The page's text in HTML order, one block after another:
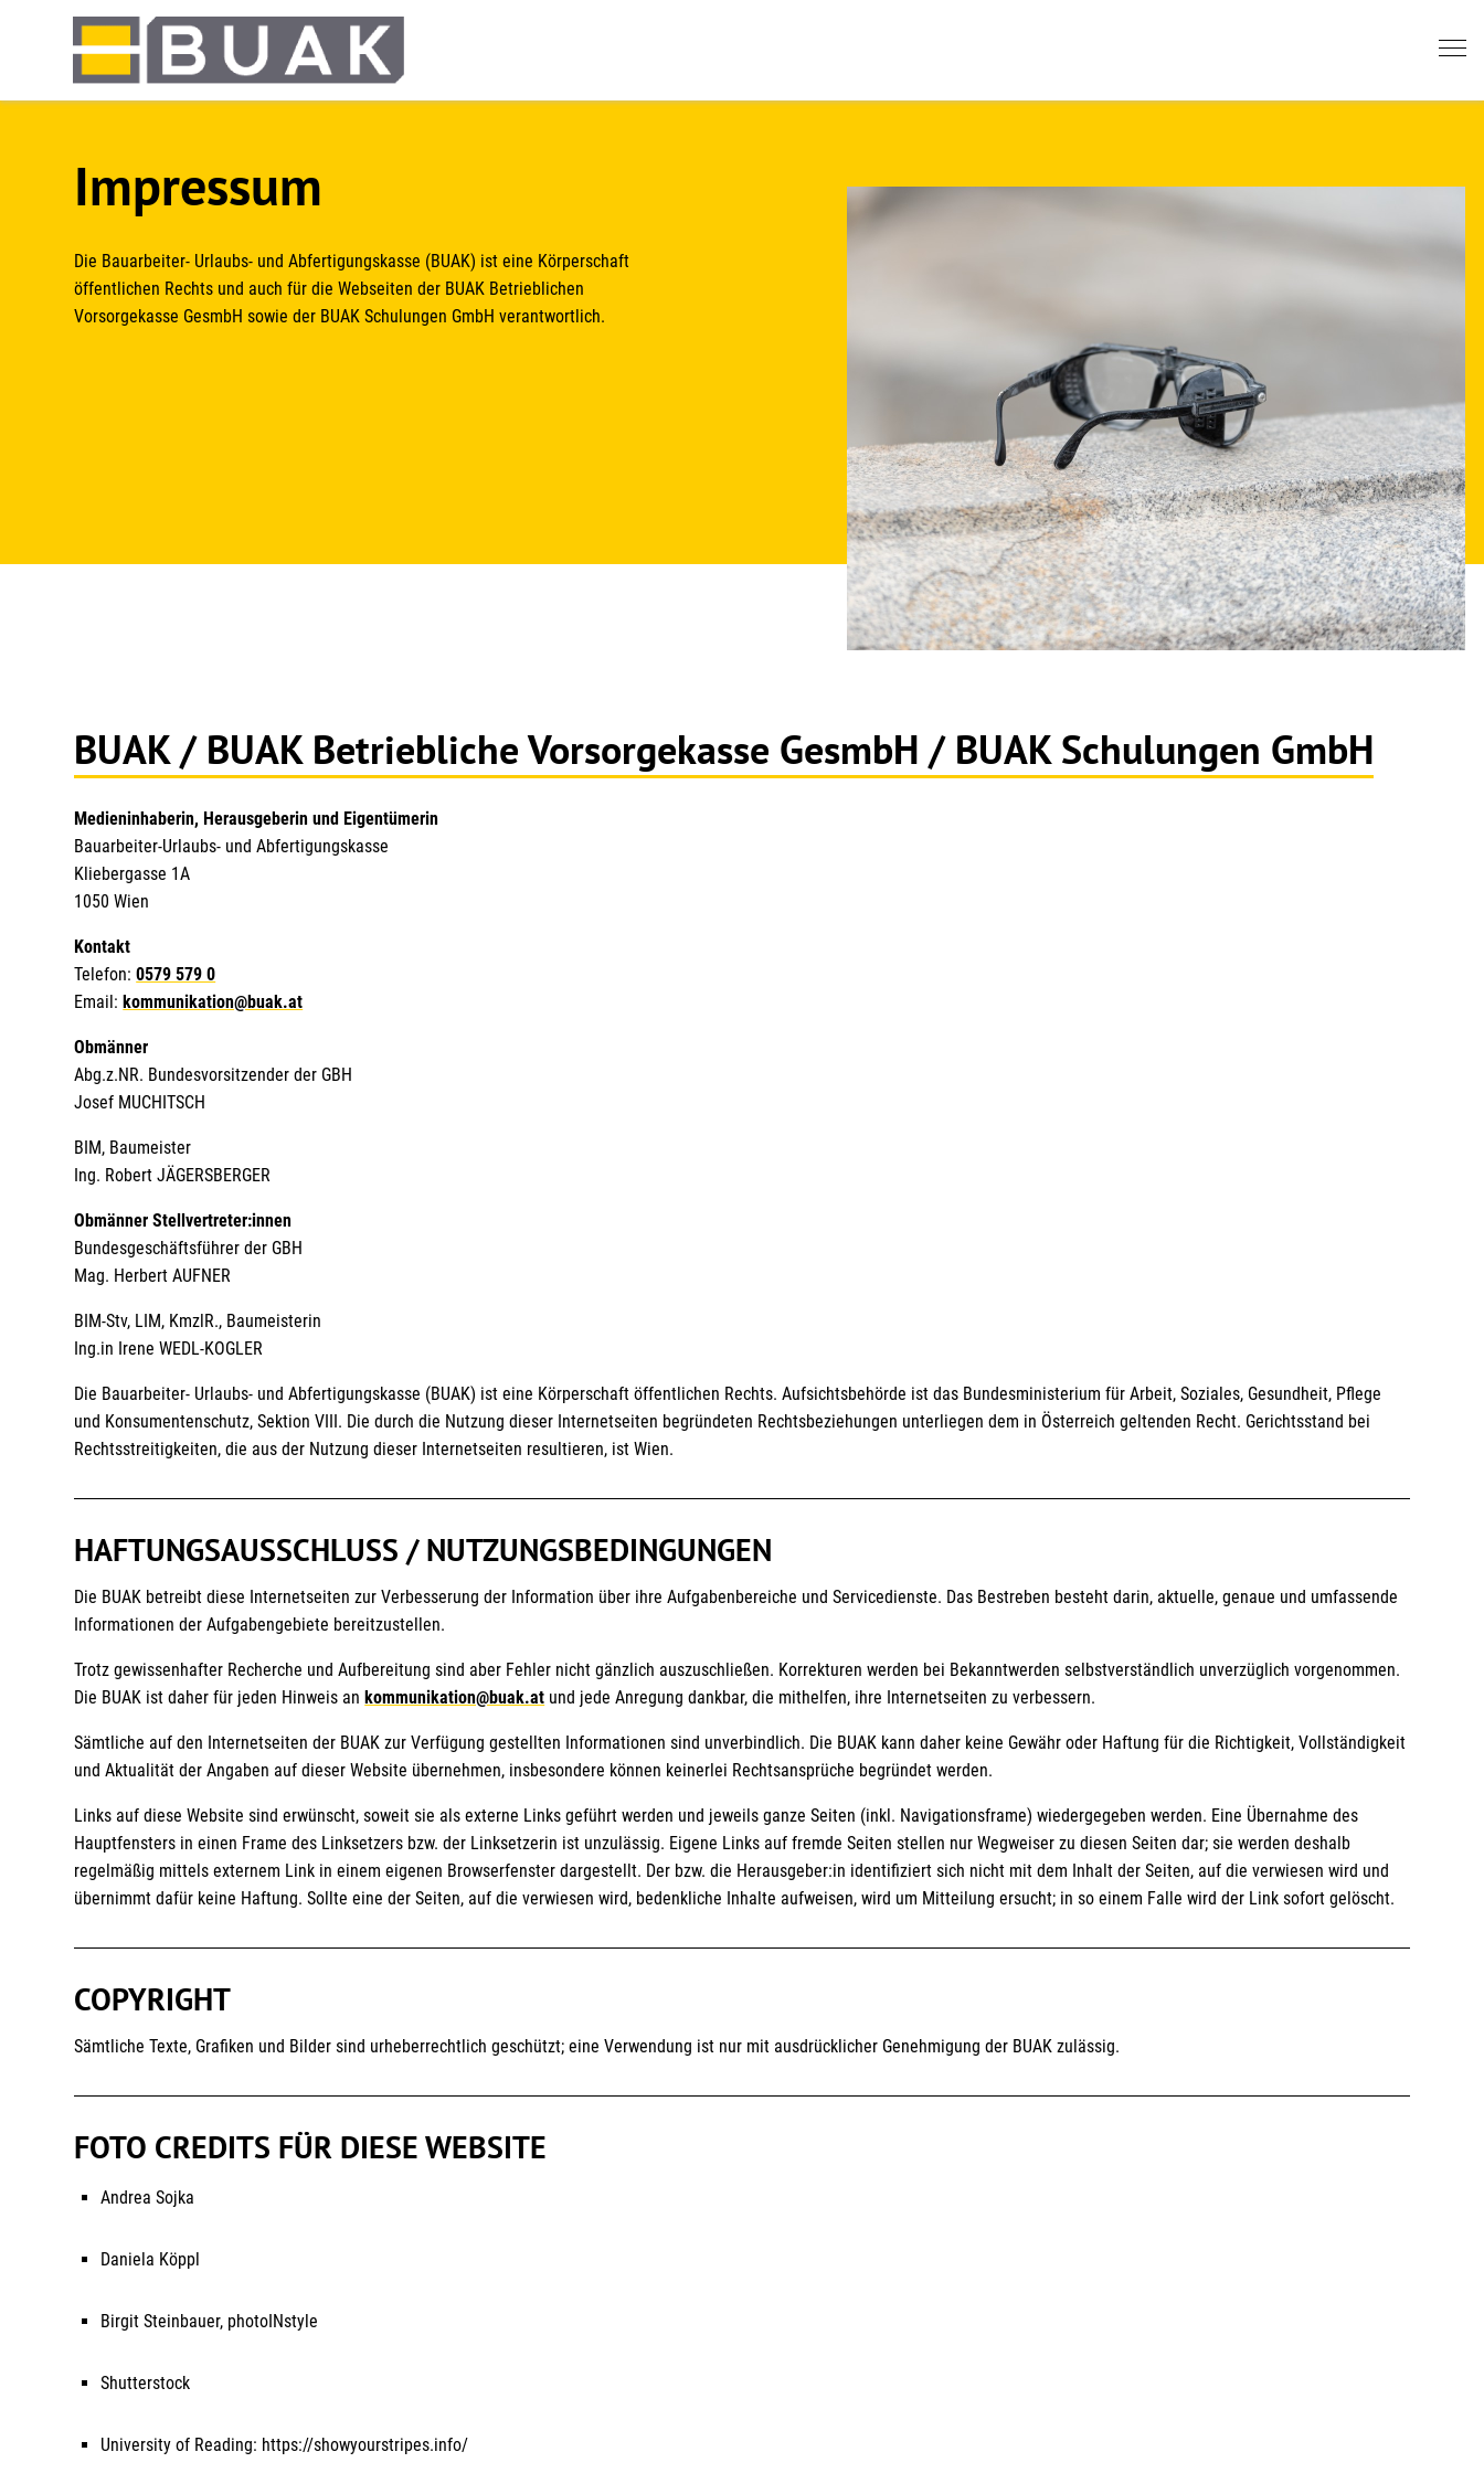
Impressum
Die Bauarbeiter- Urlaubs- und Abfertigungskasse (BUAK) ist eine Körperschaft
öffentlichen Rechts und auch für die Webseiten der BUAK Betrieblichen
Vorsorgekasse GesmbH sowie der BUAK Schulungen GmbH verantwortlich.
BUAK / BUAK Betriebliche Vorsorgekasse GesmbH / BUAK Schulungen GmbH
Medieninhaberin, Herausgeberin und Eigentümerin
Bauarbeiter-Urlaubs- und Abfertigungskasse
Kliebergasse 1A
1050 Wien
Kontakt
Telefon:0579 579 0
Email:kommunikation@buak.at
Obmänner
Abg.z.NR. Bundesvorsitzender der GBH
Josef MUCHITSCH
BIM, Baumeister
Ing. Robert JÄGERSBERGER
Obmänner Stellvertreter:innen
Bundesgeschäftsführer der GBH
Mag. Herbert AUFNER
BIM-Stv, LIM, KmzlR., Baumeisterin
Ing.in Irene WEDL-KOGLER
Die Bauarbeiter- Urlaubs- und Abfertigungskasse (BUAK) ist eine Körperschaft öffentlichen Rechts. Aufsichtsbehörde ist das Bundesministerium für Arbeit, Soziales, Gesundheit, Pflege
und Konsumentenschutz, Sektion VIII. Die durch die Nutzung dieser Internetseiten begründeten Rechtsbeziehungen unterliegen dem in Österreich geltenden Recht. Gerichtsstand bei
Rechtsstreitigkeiten, die aus der Nutzung dieser Internetseiten resultieren, ist Wien.
HAFTUNGSAUSSCHLUSS / NUTZUNGSBEDINGUNGEN
Die BUAK betreibt diese Internetseiten zur Verbesserung der Information über ihre Aufgabenbereiche und Servicedienste. Das Bestreben besteht darin, aktuelle, genaue und umfassende
Informationen der Aufgabengebiete bereitzustellen.
Trotz gewissenhafter Recherche und Aufbereitung sind aber Fehler nicht gänzlich auszuschließen. Korrekturen werden bei Bekanntwerden selbstverständlich unverzüglich vorgenommen.
Die BUAK ist daher für jeden Hinweis ankommunikation@buak.at und jede Anregung dankbar, die mithelfen, ihre Internetseiten zu verbessern.
Sämtliche auf den Internetseiten der BUAK zur Verfügung gestellten Informationen sind unverbindlich. Die BUAK kann daher keine Gewähr oder Haftung für die Richtigkeit, Vollständigkeit
und Aktualität der Angaben auf dieser Website übernehmen, insbesondere können keinerlei Rechtsansprüche begründet werden.
Links auf diese Website sind erwünscht, soweit sie als externe Links geführt werden und jeweils ganze Seiten (inkl. Navigationsframe) wiedergegeben werden. Eine Übernahme des
Hauptfensters in einen Frame des Linksetzers bzw. der Linksetzerin ist unzulässig. Eigene Links auf fremde Seiten stellen nur Wegweiser zu diesen Seiten dar; sie werden deshalb
regelmäßig mittels externem Link in einem eigenen Browserfenster dargestellt. Der bzw. die Herausgeber:in identifiziert sich nicht mit dem Inhalt der Seiten, auf die verwiesen wird und
übernimmt dafür keine Haftung. Sollte eine der Seiten, auf die verwiesen wird, bedenkliche Inhalte aufweisen, wird um Mitteilung ersucht; in so einem Falle wird der Link sofort gelöscht.
COPYRIGHT
Sämtliche Texte, Grafiken und Bilder sind urheberrechtlich geschützt; eine Verwendung ist nur mit ausdrücklicher Genehmigung der BUAK zulässig.
FOTO CREDITS FÜR DIESE WEBSITE
Andrea Sojka
Daniela Köppl
Birgit Steinbauer, photoINstyle
Shutterstock
University of Reading: https://showyourstripes.info/